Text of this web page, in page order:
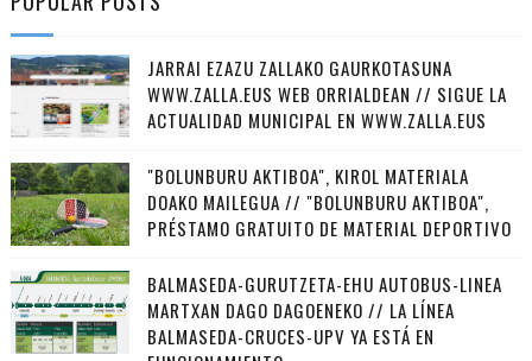
JARRAI EZAZU ZALLAKO GAURKOTASUNA
WWW.ZALLA.EUS WEB ORRIALDEAN // SIGUE LA
ACTUALIDAD MUNICIPAL EN WWW.ZALLA.EUS
"BOLUNBURU AKTIBOA", KIROL MATERIALA
DOAKO MAILEGUA // "BOLUNBURU AKTIBOA",
PRÉSTAMO GRATUITO DE MATERIAL DEPORTIVO
BALMASEDA-GURUTZETA-EHU AUTOBUS-LINEA
MARTXAN DAGO DAGOENEKO // LA LÍNEA
BALMASEDA-CRUCES-UPV YA ESTÁ EN